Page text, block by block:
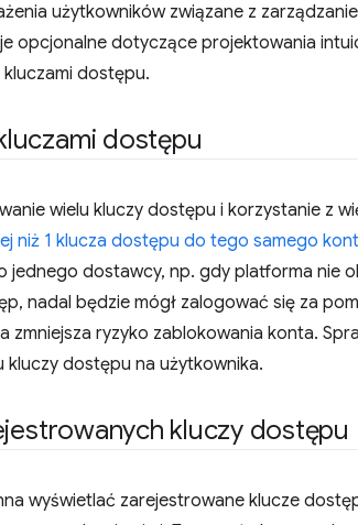
użytkowników związane z
opcjonalne dotyczące projektowania
dostępu.
dostępu
wielu kluczy dostępu i korzystanie z
niż 1 klucza dostępu do tego samego
dostawcy, np. gdy platforma nie
nadal będzie mógł zalogować się za
zmniejsza ryzyko zablokowania konta.
kluczy dostępu na użytkownika.
kluczy dostępu
wyświetlać zarejestrowane klucze